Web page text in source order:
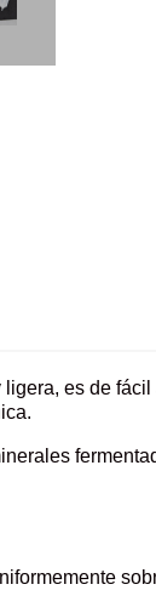
es de